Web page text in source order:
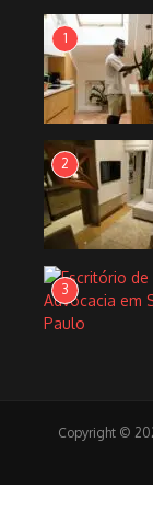
1
2
3
Copyright ©